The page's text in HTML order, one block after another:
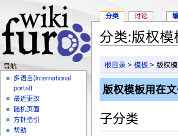
分类:版权模
根目录 >模板 > 版权
版权模板用在
子分类
分类 讨论
导航
多语言(International
portal)
最近更改
随机页面
方针指引
帮助